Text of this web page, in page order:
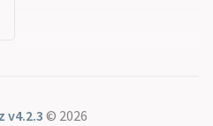
v4.2.3© 2026